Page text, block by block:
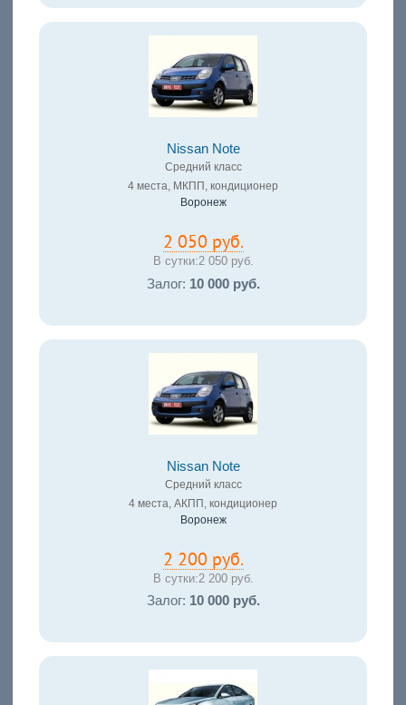
Nissan Note
Средний класс
4 места, МКПП, кондиционер
Воронеж
2 050 руб.
В сутки:2 050 руб.
Залог: 10 000 руб.
Nissan Note
Средний класс
4 места, АКПП, кондиционер
Воронеж
2 200 руб.
В сутки:2 200 руб.
Залог: 10 000 руб.